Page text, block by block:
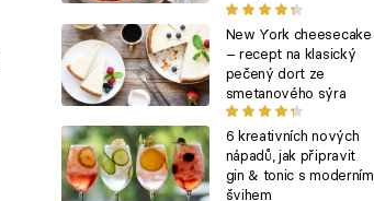
New York cheesecake
– recept na klasický
pečený dort ze
smetanového sýra
6 kreativních nových
nápadů, jak připravit
gin & tonic s moderním
švihem